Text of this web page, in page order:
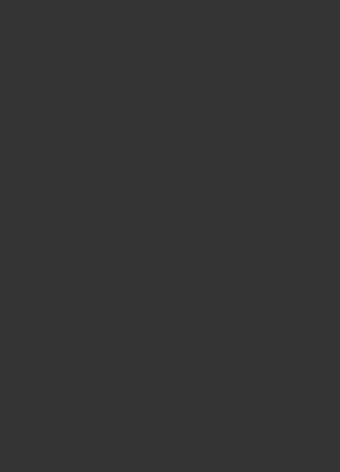
die Wasserstoff-Flotte: Die
Förderbescheid des
für Verkehr (BMV) in Höhe
Euro zur Beschaffung
14 Brennstoffzellenbussen
…